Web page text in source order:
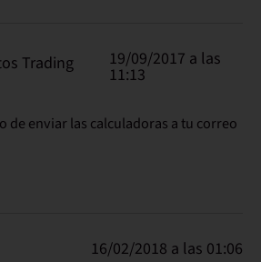
Trading
19/09/2017 a las
11:13
de enviar las calculadoras a tu correo
16/02/2018 a las 01:06